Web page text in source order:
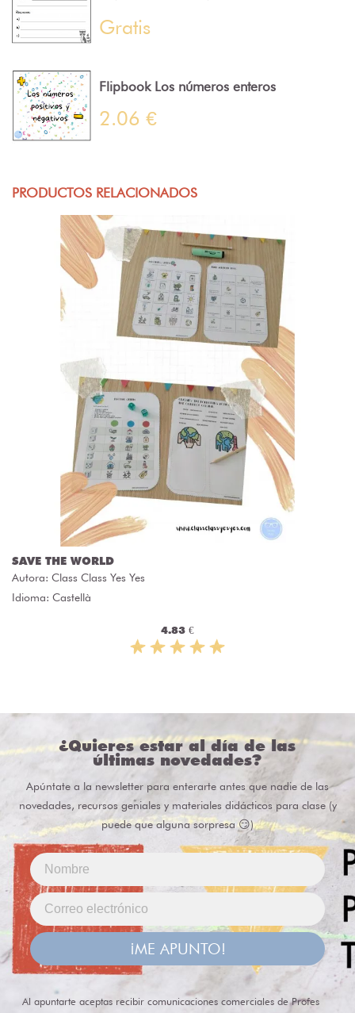
Gratis
Flipbook Los números enteros
2.06 €
PRODUCTOS RELACIONADOS
SAVE THE WORLD
Autora: Class Class Yes Yes
Idioma: Castellà
4.83 €
¿Quieres estar al día de las
últimas novedades?
Apúntate a la newsletter para enterarte antes que nadie de las
novedades, recursos geniales y materiales didácticos para clase (y
puede que alguna sorpresa 😏)
¡ME APUNTO!
Al apuntarte aceptas recibir comunicaciones comerciales de Profes